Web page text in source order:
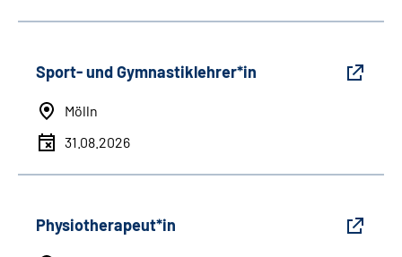
Sport- und Gymnastiklehrer*in
Mölln
31.08.2026
Physiotherapeut*in